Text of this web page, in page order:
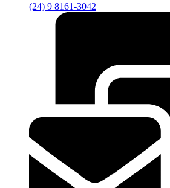
(24) 9 8161-3042